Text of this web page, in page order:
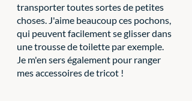
transporter toutes sortes de petites
choses. J'aime beaucoup ces pochons,
qui peuvent facilement se glisser dans
une trousse de toilette par exemple.
Je m'en sers également pour ranger
mes accessoires de tricot !